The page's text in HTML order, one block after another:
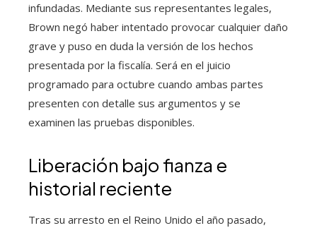
infundadas. Mediante sus representantes legales,
Brown negó haber intentado provocar cualquier daño
grave y puso en duda la versión de los hechos
presentada por la fiscalía. Será en el juicio
programado para octubre cuando ambas partes
presenten con detalle sus argumentos y se
examinen las pruebas disponibles.
Liberación bajo fianza e
historial reciente
Tras su arresto en el Reino Unido el año pasado,